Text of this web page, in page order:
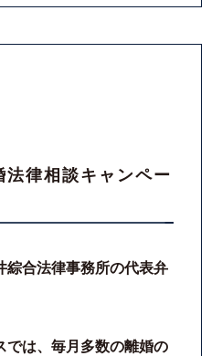
法律相談キャンペー
綜合法律事務所の代表弁
では、毎月多数の離婚の